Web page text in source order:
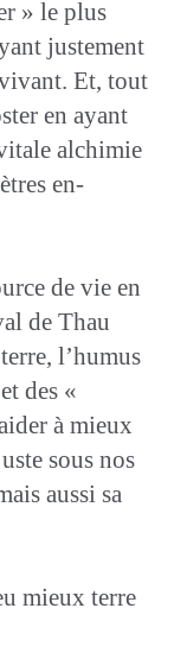
» le plus
justement
Et, tout
en ayant
alchimie
en-
de vie en
de Thau
l’humus
des «
à mieux
sous nos
aussi sa
mieux terre